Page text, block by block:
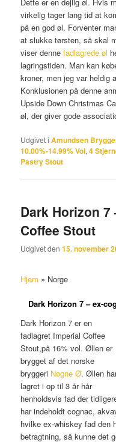
virkelig tager lang tid at
på en god øl. Forventer
at slukke tørsten, så skal
viser dennefadlagrede øl
lagringstiden. Man kan
kroner, men jeg var heldig
Konklusionen på denne
Upside Down Christmas
øl, der giver gode
Udgivet i Amundsen
10.00%-14.99% Vol,4
Pastry Stout
Dark Horizon 7
Coffee Stout
Udgivet den15. november
Hjem » Norge
Dark Horizon 7 – ex-
Dark Horizon 7 er en
fadlagret Imperial Coffee
Stout,på 16% vol. Øllen er
brygget af det norske
bryggeri Nøgne Ø. Øllen
lagret i op til 3 år hår
henholdsvis fad der
har indeholdt cognac,
hvilke ex-whiskey fad den
betragtning, så kunne det